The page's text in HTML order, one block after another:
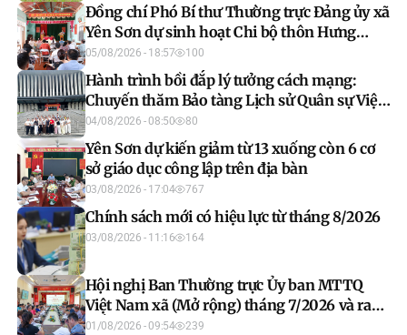
Đồng chí Phó Bí thư Thường trực Đảng ủy xã
Yên Sơn dự sinh hoạt Chi bộ thôn Hưng
Thịnh
05/08/2026 - 18:57 100
Hành trình bồi đắp lý tưởng cách mạng:
Chuyến thăm Bảo tàng Lịch sử Quân sự Việt
Nam của học viên lớp bồi dưỡng nhận thức
về Đảng khóa IV 2026
04/08/2026 - 08:50 80
Yên Sơn dự kiến giảm từ 13 xuống còn 6 cơ
sở giáo dục công lập trên địa bàn
03/08/2026 - 17:04 767
Chính sách mới có hiệu lực từ tháng 8/2026
03/08/2026 - 11:16 164
Hội nghị Ban Thường trực Ủy ban MTTQ
Việt Nam xã (Mở rộng) tháng 7/2026 và ra
mắt mô hình “Mặt trận số”
01/08/2026 - 09:54 239